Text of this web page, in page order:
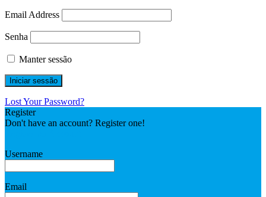
Email Address
Senha
Manter sessão
Lost Your Password?
Register
Don't have an account? Register one!
Username
Email